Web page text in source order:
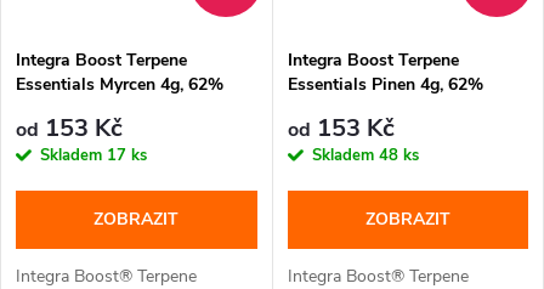
Integra Boost Terpene
Essentials Myrcen 4g, 62%
od 153 Kč
Skladem 17 ks
ZOBRAZIT
Integra Boost® Terpene
Integra Boost Terpene
Essentials Pinen 4g, 62%
od 153 Kč
Skladem 48 ks
ZOBRAZIT
Integra Boost® Terpene